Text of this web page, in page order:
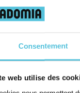
Consentement
web utilise des